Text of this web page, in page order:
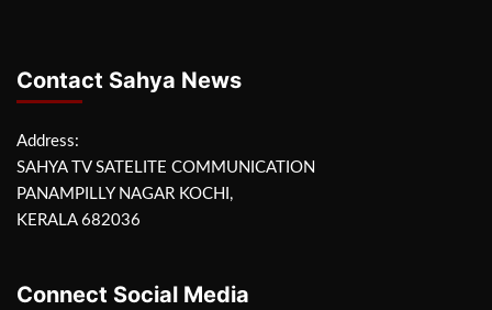
Contact Sahya News
Address:
SAHYA TV SATELITE COMMUNICATION
PANAMPILLY NAGAR KOCHI,
KERALA 682036
Connect Social Media